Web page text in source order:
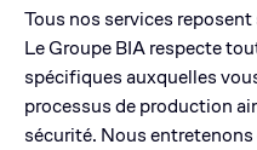
Tous nos services
Le Groupe BIA respecte
spécifiques auxquelles
processus de production
sécurité. Nous